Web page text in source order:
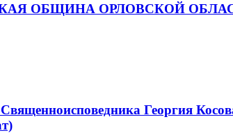
ОБЩИНА ОРЛОВСКОЙ
Георгия